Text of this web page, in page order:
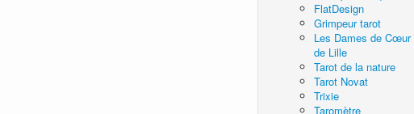
FlatDesign
Grimpeur tarot
Les Dames de Cœur
de Lille
Tarot de la nature
Tarot Novat
Trixie
Taromètre